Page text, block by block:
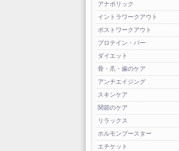
アナボリック
イントラワークアウト
ポストワークアウト
プロテイン・バー
ダイエット
骨・爪・歯のケア
アンチエイジング
スキンケア
関節のケア
リラックス
ホルモンブースター
エチケット